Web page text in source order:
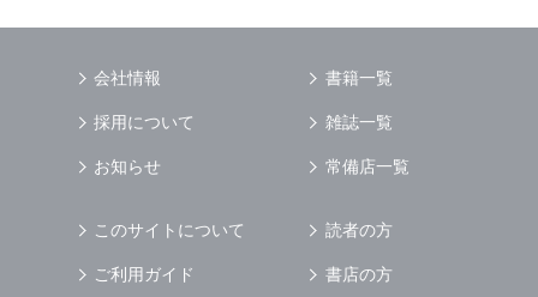
会社情報
採用について
お知らせ
書籍一覧
雑誌一覧
常備店一覧
このサイトについて
ご利用ガイド
読者の方
書店の方